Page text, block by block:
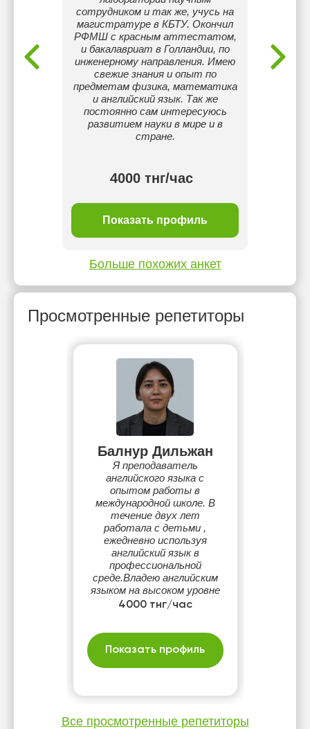
сотрудником и так же, учусь на
магистратуре в КБТУ. Окончил
РФМШ с красным аттестатом,
и бакалавриат в Голландии, по
инженерному направления. Имею
свежие знания и опыт по
предметам физика, математика
и английский язык. Так же
постоянно сам интересуюсь
развитием науки в мире и в
стране.
4000 тнг/час
Показать профиль
стаж
Больше похожих анкет
Просмотренные репетиторы
Балнур Дильжан
Я преподаватель
английского языка с
опытом работы в
международной школе. В
течение двух лет
работала с детьми ,
ежедневно используя
английский язык в
профессиональной
среде.Владею английским
языком на высоком уровне
и имею сертификат IELTS.
результата.
4000 тнг/час
Показать профиль
Все просмотренные репетиторы